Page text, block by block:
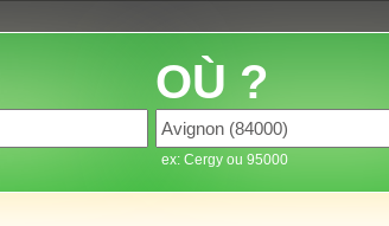
OÙ ?
ex: Cergy ou 95000